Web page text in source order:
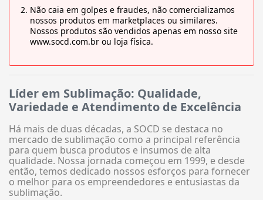
Não caia em golpes e fraudes, não comercializamos
nossos produtos em marketplaces ou similares.
Nossos produtos são vendidos apenas em nosso site
www.socd.com.br ou loja física.
Líder em Sublimação: Qualidade,
Variedade e Atendimento de Excelência
Há mais de duas décadas, a SOCD se destaca no
mercado de sublimação como a principal referência
para quem busca produtos e insumos de alta
qualidade. Nossa jornada começou em 1999, e desde
então, temos dedicado nossos esforços para fornecer
o melhor para os empreendedores e entusiastas da
sublimação.